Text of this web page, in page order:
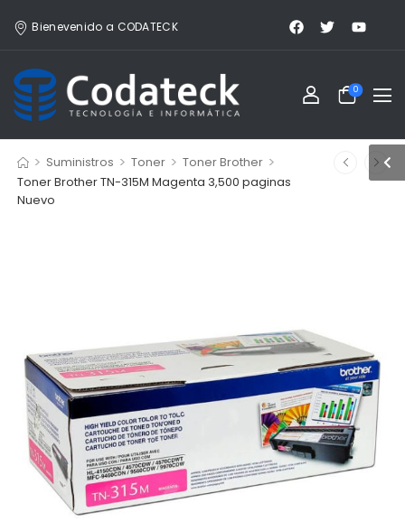
Bienevenido a CODATECK
0
> Suministros > Toner > Toner Brother >
Toner Brother TN-315M Magenta 3,500 paginas
Nuevo